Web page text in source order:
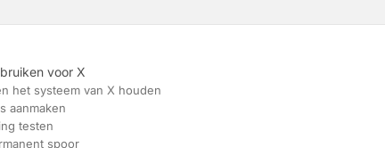
voor X
het systeem van X houden
aanmaken
testen
spoor